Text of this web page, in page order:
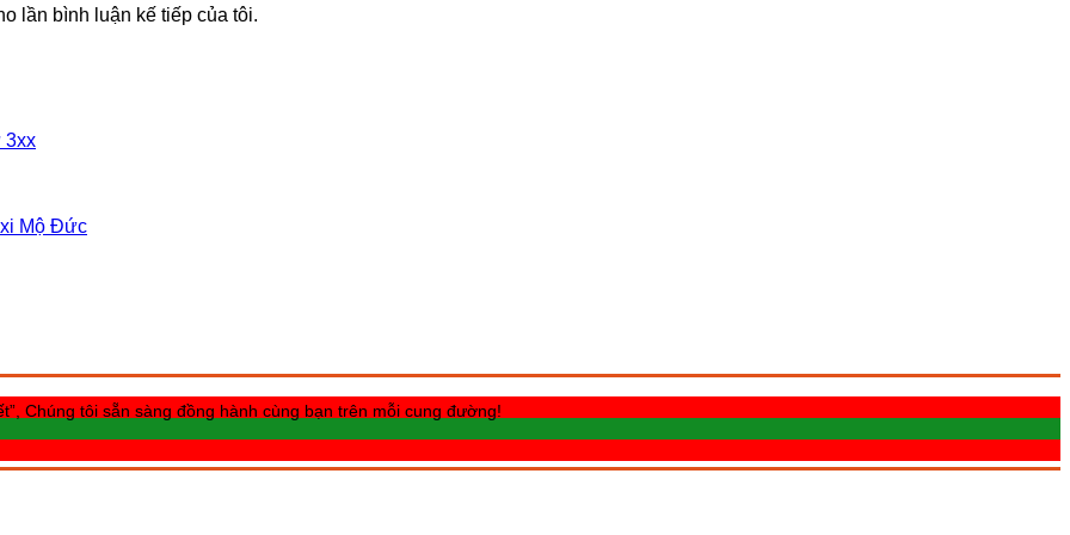
lần bình luận kế tiếp của tôi.
3xx
Mộ Đức
Chúng tôi sẵn sàng đồng hành cùng bạn trên mỗi cung đường!